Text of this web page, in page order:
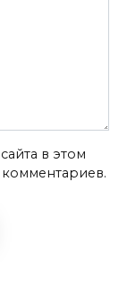
в этом